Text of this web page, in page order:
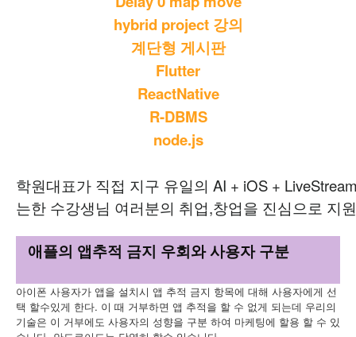
hybrid project 강의
계단형 게시판
Flutter
ReactNative
R-DBMS
node.js
학원대표가 직접 지구 유일의 AI + iOS +
는한 수강생님 여러분의 취업,창업을 진심으로 지
애플의 앱추적 금지 우회와 사용자 구분
아이폰 사용자가 앱을 설치시 앱 추적 금지 항목에 대해 사용자에게 선
택 할수있게 한다. 이 때 거부하면 앱 추적을 할 수 없게 되는데 우리의
기술은 이 거부에도 사용자의 성향을 구분 하여 마케팅에 할용 할 수 있